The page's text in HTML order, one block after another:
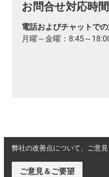
お問合せ対応時間
電話およびチャットでの
月曜～金曜：8:45～
弊社の改善点について、ご意見
ご意見＆ご要望